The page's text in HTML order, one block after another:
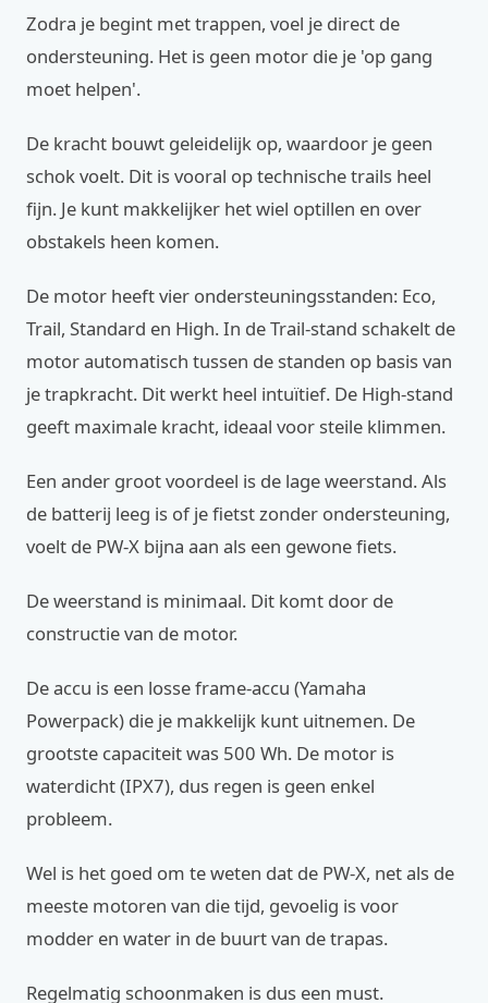
Zodra je begint met trappen, voel je direct de
ondersteuning. Het is geen motor die je 'op gang
moet helpen'.
De kracht bouwt geleidelijk op, waardoor je geen
schok voelt. Dit is vooral op technische trails heel
fijn. Je kunt makkelijker het wiel optillen en over
obstakels heen komen.
De motor heeft vier ondersteuningsstanden: Eco,
Trail, Standard en High. In de Trail-stand schakelt de
motor automatisch tussen de standen op basis van
je trapkracht. Dit werkt heel intuïtief. De High-stand
geeft maximale kracht, ideaal voor steile klimmen.
Een ander groot voordeel is de lage weerstand. Als
de batterij leeg is of je fietst zonder ondersteuning,
voelt de PW-X bijna aan als een gewone fiets.
De weerstand is minimaal. Dit komt door de
constructie van de motor.
De accu is een losse frame-accu (Yamaha
Powerpack) die je makkelijk kunt uitnemen. De
grootste capaciteit was 500 Wh. De motor is
waterdicht (IPX7), dus regen is geen enkel
probleem.
Wel is het goed om te weten dat de PW-X, net als de
meeste motoren van die tijd, gevoelig is voor
modder en water in de buurt van de trapas.
Regelmatig schoonmaken is dus een must.